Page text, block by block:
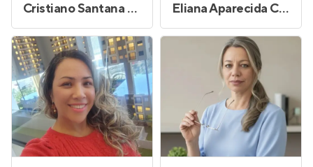
Cristiano Santana Reis Eliana Aparecida Cardoso Cavalari